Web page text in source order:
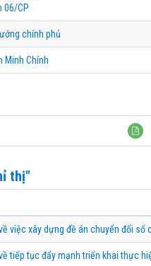
06/CP
chính phủ
Minh Chính
thị"
việc xây dựng đề án chuyển đổi số
tiếp tục đẩy mạnh triển khai thực